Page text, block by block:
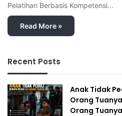
Pelatihan Berbasis Kompetensi…
Read More »
Recent Posts
Anak Tidak
Orang
Orang